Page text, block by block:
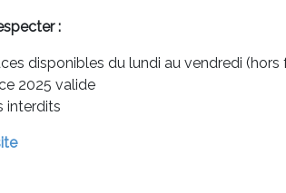
:
disponibles du lundi au vendredi
2025 valide
interdits